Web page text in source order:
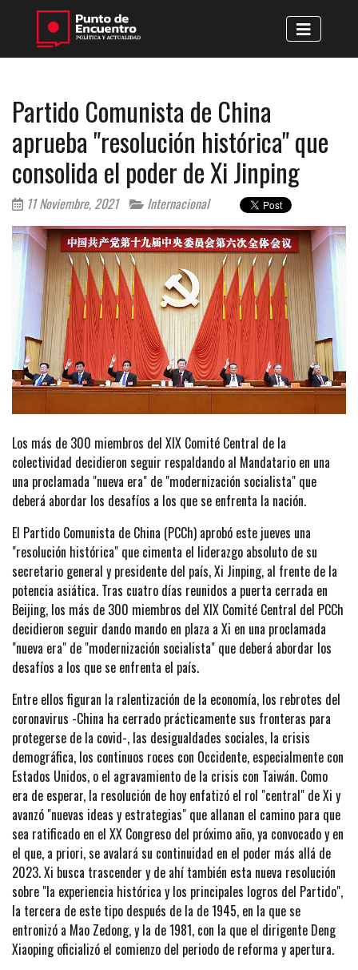
Partido Comunista de China
aprueba "resolución histórica" que
consolida el poder de Xi Jinping
11 Noviembre, 2021 Internacional
Los más de 300 miembros del XIX Comité Central de la
colectividad decidieron seguir respaldando al Mandatario en una
una proclamada "nueva era" de "modernización socialista" que
deberá abordar los desafíos a los que se enfrenta la nación.
El Partido Comunista de China (PCCh) aprobó este jueves una
"resolución histórica" que cimenta el liderazgo absoluto de su
secretario general y presidente del país, Xi Jinping, al frente de la
potencia asiática. Tras cuatro días reunidos a puerta cerrada en
Beijing, los más de 300 miembros del XIX Comité Central del PCCh
decidieron seguir dando mando en plaza a Xi en una proclamada
"nueva era" de "modernización socialista" que deberá abordar los
desafíos a los que se enfrenta el país.
Entre ellos figuran la ralentización de la economía, los rebrotes del
coronavirus -China ha cerrado prácticamente sus fronteras para
protegerse de la covid-, las desigualdades sociales, la crisis
demográfica, los continuos roces con Occidente, especialmente con
Estados Unidos, o el agravamiento de la crisis con Taiwán. Como
era de esperar, la resolución de hoy enfatizó el rol "central" de Xi y
avanzó "nuevas ideas y estrategias" que allanan el camino para que
sea ratificado en el XX Congreso del próximo año, ya convocado y en
el que, a priori, se avalará su continuidad en el poder más allá de
2023. Xi busca trascender y de ahí también esta nueva resolución
sobre "la experiencia histórica y los principales logros del Partido",
la tercera de este tipo después de la de 1945, en la que se
entronizó a Mao Zedong, y la de 1981, con la que el dirigente Deng
Xiaoping oficializó el comienzo del periodo de reforma y apertura.